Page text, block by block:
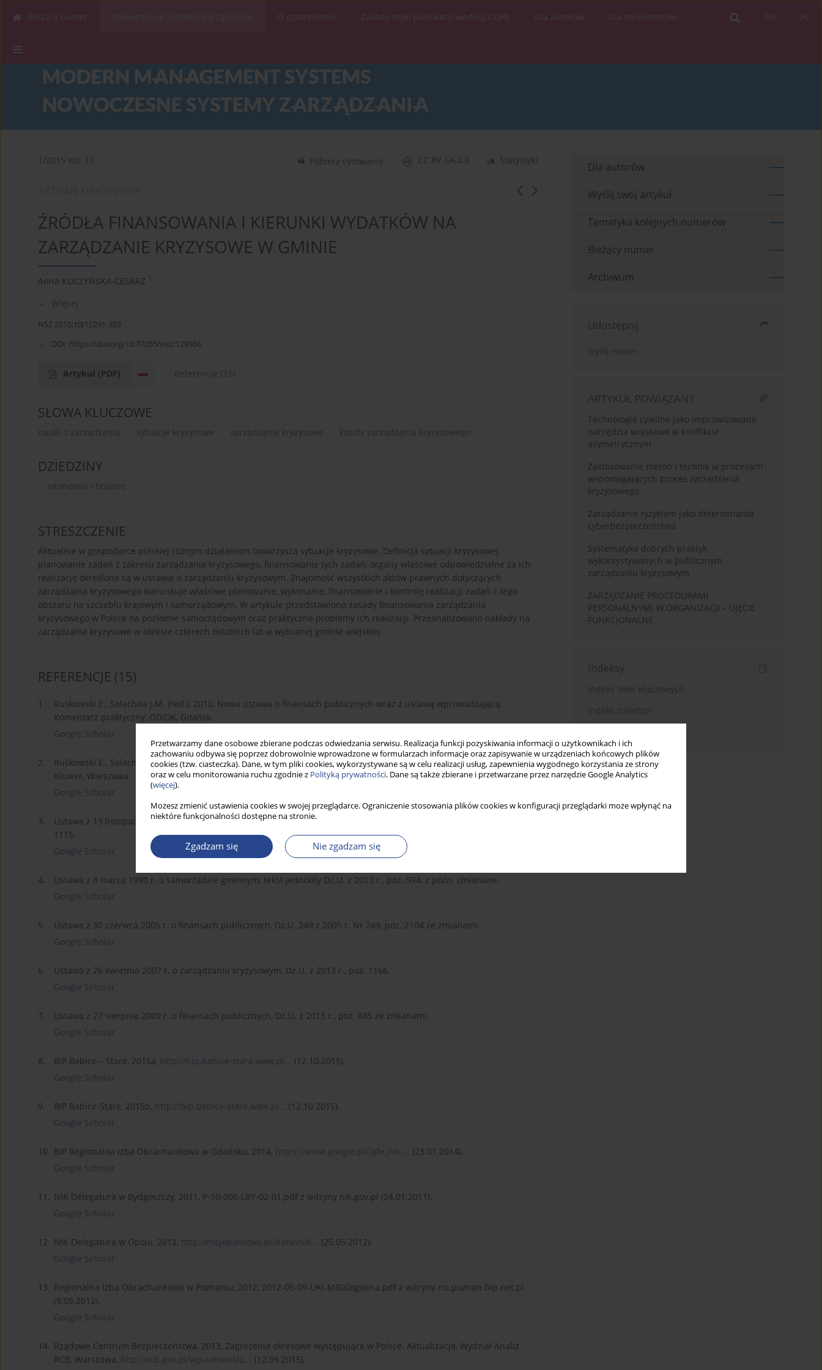
Przetwarzamy dane osobowe zbierane podczas odwiedzania serwisu. Realizacja funkcji pozyskiwania informacji o użytkownikach i ich
zachowaniu odbywa się poprzez dobrowolnie wprowadzone w formularzach informacje oraz zapisywanie w urządzeniach końcowych plików
cookies (tzw. ciasteczka). Dane, w tym pliki cookies, wykorzystywane są w celu realizacji usług, zapewnienia wygodnego korzystania ze strony
oraz w celu monitorowania ruchu zgodnie z Polityką prywatności. Dane są także zbierane i przetwarzane przez narzędzie Google Analytics
(więcej).
Możesz zmienić ustawienia cookies w swojej przeglądarce. Ograniczenie stosowania plików cookies w konfiguracji przeglądarki może wpłynąć na
niektóre funkcjonalności dostępne na stronie.
Zgadzam się Nie zgadzam się
PL
EN
Bieżący numer O czasopiśmie Zasady etyki publikacji według COPE Dla autorów Dla recenzentów
1/2015 vol. 10 Statystyki
CC BY-SA 4.0
Pobierz cytowanie
ŹRÓDŁA FINANSOWANIA I KIERUNKI WYDATKÓW NA
ZARZĄDZANIE KRYZYSOWE W GMINIE
Anna KUCZYŃSKA-CESARZ 1
Więcej
NSZ 2015;10(1):291-303
DOI: https://doi.org/10.37055/nsz/129366
Artykuł (PDF) Referencje (15)
SŁOWA KLUCZOWE
nauki o zarządzaniu sytuacje kryzysowe zarządzanie kryzysowe koszty zarządzania kryzysowego
DZIEDZINY
ekonomia i finanse
STRESZCZENIE
Aktualnie w gospodarce polskiej różnym działaniom towarzyszą sytuacje kryzysowe. Definicja sytuacji kryzysowej,
planowanie zadań z zakresu zarządzania kryzysowego, finansowanie tych zadań, organy właściwe odpowiedzialne za ich
realizację określone są w ustawie o zarządzaniu kryzysowym. Znajomość wszystkich aktów prawnych dotyczących
zarządzania kryzysowego warunkuje właściwe planowanie, wykonanie, finansowanie i kontrolę realizacji zadań z tego
obszaru na szczeblu krajowym i samorządowym. W artykule przedstawiono zasady finansowania zarządzania
kryzysowego w Polsce na poziomie samorządowym oraz praktyczne problemy ich realizacji. Przeanalizowano nakłady na
zarządzanie kryzysowe w okresie czterech ostatnich lat w wybranej gminie wiejskiej.
REFERENCJE (15)
1.
Ruśkowski E., Salachna J.M. (red.), 2010, Nowa ustawa o finansach publicznych wraz z ustawą wprowadzającą.
Komentarz praktyczny, ODiDK, Gdańsk.
Google Scholar
2.
Ruśkowski E., Salachna J.M., 2004, Ustawa o dochodach jednostek samorządu terytorialnego. Komentarz, Wolters
Kluwer, Warszawa.
Google Scholar
3.
Ustawa z 13 listopada 2003 r. o dochodach jednostek samorządu terytorialnego, tekst jednolity Dz.U. z 2014 r., poz.
1115.
Google Scholar
4.
Ustawa z 8 marca 1990 r. o samorządzie gminnym, tekst jednolity Dz.U. z 2013 r., poz. 594, z późn. zmianami.
Google Scholar
5.
Ustawa z 30 czerwca 2005 r. o finansach publicznych, Dz.U. 249 z 2005 r. Nr 249, poz. 2104 ze zmianami.
Google Scholar
6.
Ustawa z 26 kwietnia 2007 r. o zarządzaniu kryzysowym, Dz.U. z 2013 r., poz. 1166.
Google Scholar
7.
Ustawa z 27 sierpnia 2009 r. o finansach publicznych, Dz.U. z 2013 r., poz. 885 ze zmianami.
Google Scholar
8. BIP Babice – Stare, 2015a, http://bip.babice-stare.waw.pl...
(12.10.2015).
Google Scholar
9. BIP Babice-Stare, 2015b, http://bip.babice-stare.waw.pl...
(12.10.2015).
Google Scholar
10. BIP Regionalna Izba Obrachunkowa w Gdańsku, 2014, https://www.google.pl/?gfe_rd=...
(23.01.2014).
Google Scholar
11. NIK Delegatura w Bydgoszczy, 2011, P-10-006-LBY-02-01.pdf z witryny nik.gov.pl (24.01.2011).
Google Scholar
12. NIK Delegatura w Opolu, 2012, http://mojepanstwo.pl/dane/nik...
(25.05.2012).
Google Scholar
13. Regionalna Izba Obrachunkowa w Poznaniu, 2012, 2012-05-09-UKI-MIGGogolina.pdf z witryny rio.poznan.bip.net.pl
(9.05.2012).
Google Scholar
14. Rządowe Centrum Bezpieczeństwa, 2013, Zagrożenia okresowe występujące w Polsce. Aktualizacja, Wydział Analiz
RCB, Warszawa, http://rcb.gov.pl/wp-content/u... (12.09.2015).
Dla autorów
Wyślij swój artykuł
Tematyka kolejnych numerów
Bieżący numer
Archiwum
Udostępnij
Wyślij mailem
ARTYKUŁ POWIĄZANY
Technologie cywilne jako improwizowane
narzędzia wojskowe w konflikcie
asymetrycznym
Zastosowanie metod i technik w procesach
wspomagających proces zarządzania
kryzysowego
Zarządzanie ryzykiem jako determinanta
cyberbezpieczeństwa
Systematyka dobrych praktyk
wykorzystywanych w publicznym
zarządzaniu kryzysowym
ZARZĄDZANIE PROCEDURAMI
PERSONALNYMI W ORGANIZACJI – UJĘCIE
FUNKCJONALNE
Indeksy
Indeks słów kluczowych
Indeks dziedzin